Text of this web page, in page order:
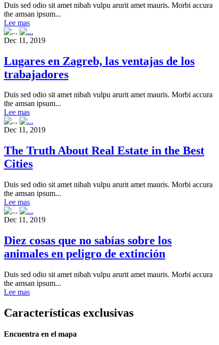
Duis sed odio sit amet nibah vulpu arurit amet mauris. Morbi accura
the amsan ipsum...
Lee mas
Dec 11, 2019
Lugares en Zagreb, las ventajas de los
trabajadores
Duis sed odio sit amet nibah vulpu arurit amet mauris. Morbi accura
the amsan ipsum...
Lee mas
Dec 11, 2019
The Truth About Real Estate in the Best
Cities
Duis sed odio sit amet nibah vulpu arurit amet mauris. Morbi accura
the amsan ipsum...
Lee mas
Dec 11, 2019
Diez cosas que no sabías sobre los
animales en peligro de extinción
Duis sed odio sit amet nibah vulpu arurit amet mauris. Morbi accura
the amsan ipsum...
Lee mas
Características exclusivas
Encuentra en el mapa